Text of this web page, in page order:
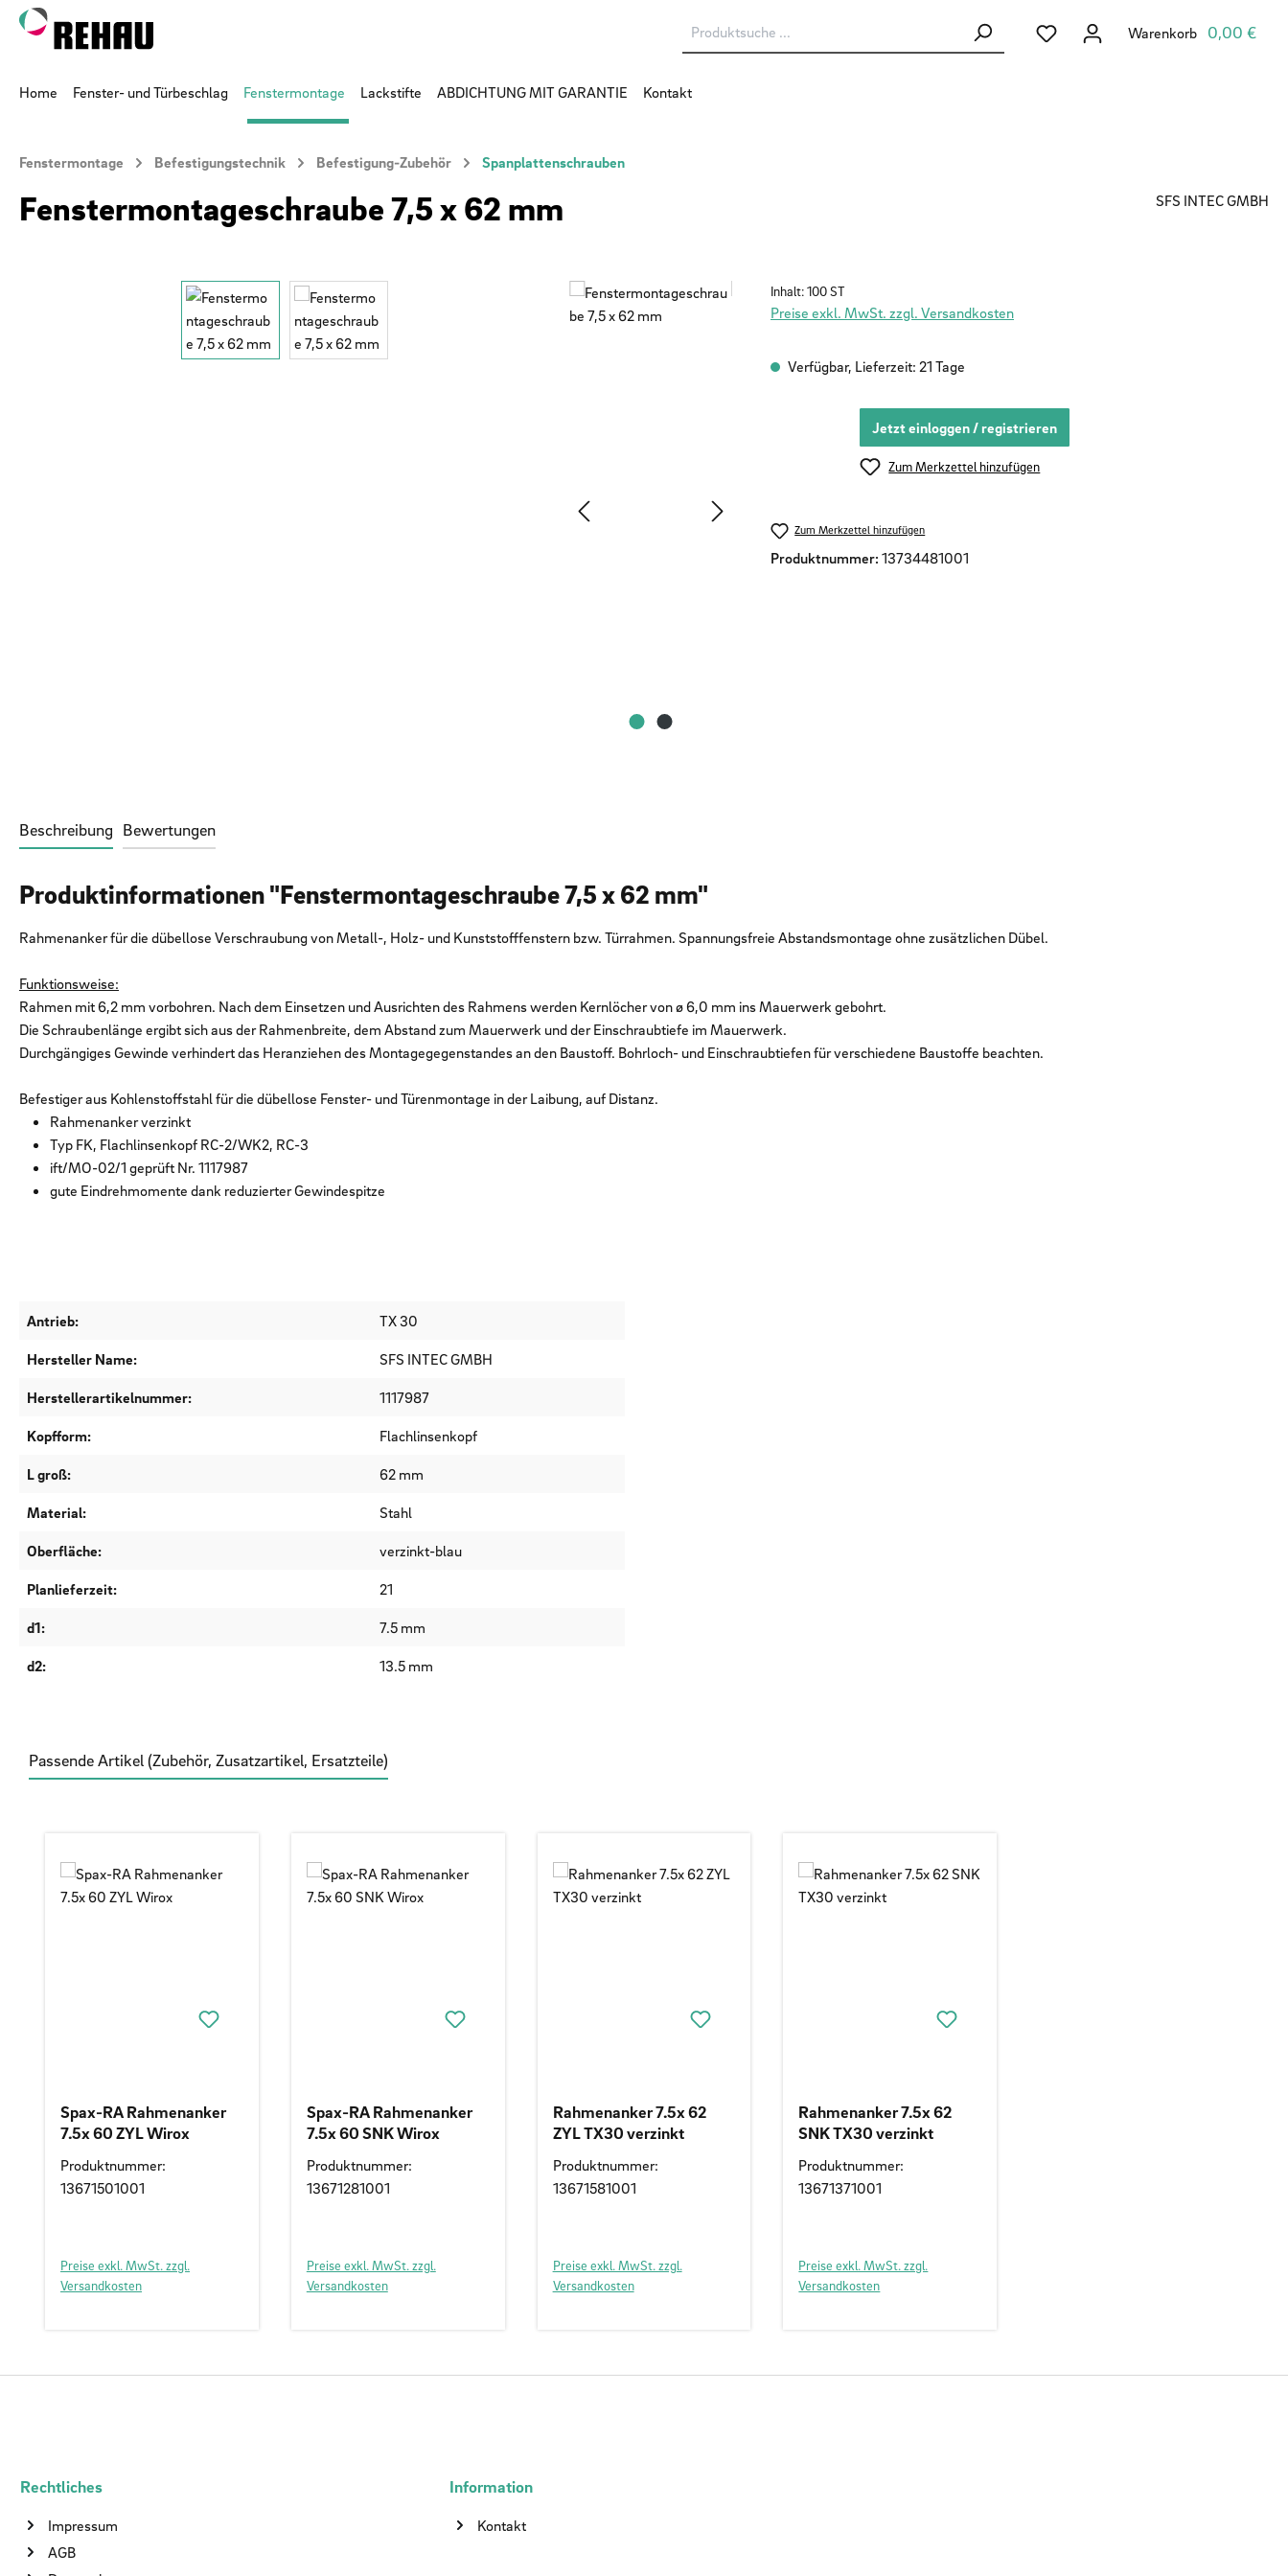
Hauptinhalt springen
Zur Suche springen
Zur Hauptnavigation springen
Du hast 0 Produkte auf dem
Warenkorb 0,00 €
Home Fenster- und Türbeschlag Fenstermontage Lackstifte ABDICHTUNG MIT GARANTIE Kontakt
Fenstermontage Befestigungstechnik Befestigung-Zubehör Spanplattenschrauben
Fenstermontageschraube 7,5 x 62 mm SFS INTEC GMBH
Inhalt:100 ST
Preise exkl. MwSt. zzgl. Versandkosten
Verfügbar, Lieferzeit: 21 Tage
Jetzt einloggen / registrieren
Zum Merkzettel hinzufügen
Zum Merkzettel hinzufügen
Produktnummer: 13734481001
Beschreibung Bewertungen
Produktinformationen "Fenstermontageschraube 7,5 x 62 mm"
Rahmenanker für die dübellose Verschraubung von Metall-, Holz- und Kunststofffenstern bzw. Türrahmen. Spannungsfreie Abstandsmontage ohne zusätzlichen Dübel.
Funktionsweise:
Rahmen mit 6,2 mm vorbohren. Nach dem Einsetzen und Ausrichten des Rahmens werden Kernlöcher von ø 6,0 mm ins Mauerwerk gebohrt.
Die Schraubenlänge ergibt sich aus der Rahmenbreite, dem Abstand zum Mauerwerk und der Einschraubtiefe im Mauerwerk.
Durchgängiges Gewinde verhindert das Heranziehen des Montagegegenstandes an den Baustoff. Bohrloch- und Einschraubtiefen für verschiedene Baustoffe beachten.
Befestiger aus Kohlenstoffstahl für die dübellose Fenster- und Türenmontage in der Laibung, auf Distanz.
Rahmenanker verzinkt
Typ FK, Flachlinsenkopf RC-2/WK2, RC-3
ift/MO-02/1 geprüft Nr. 1117987
gute Eindrehmomente dank reduzierter Gewindespitze
Antrieb:
TX 30
Hersteller Name:
SFS INTEC GMBH
Herstellerartikelnummer:
1117987
Kopfform:
Flachlinsenkopf
L groß:
62 mm
Material:
Stahl
Oberfläche:
verzinkt-blau
Planlieferzeit:
21
d1:
7.5 mm
d2:
13.5 mm
Passende Artikel (Zubehör, Zusatzartikel, Ersatzteile)
Spax-RA Rahmenanker
7.5x 60 ZYL Wirox
Produktnummer:
13671501001
Preise exkl. MwSt. zzgl.
Versandkosten
Spax-RA Rahmenanker
7.5x 60 SNK Wirox
Produktnummer:
13671281001
Preise exkl. MwSt. zzgl.
Versandkosten
Rahmenanker 7.5x 62
ZYL TX30 verzinkt
Produktnummer:
13671581001
Preise exkl. MwSt. zzgl.
Versandkosten
Rahmenanker 7.5x 62
SNK TX30 verzinkt
Produktnummer:
13671371001
Preise exkl. MwSt. zzgl.
Versandkosten
Rechtliches
Impressum
AGB
Information
Kontakt